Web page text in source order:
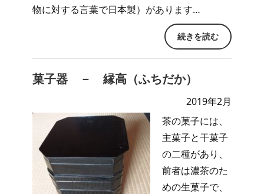
物に対する言葉で日本製）があります…
続きを読む
菓子器 － 縁高（ふちだか）
2019年2月
茶の菓子には、
主菓子と干菓子
の二種があり、
前者は濃茶のた
めの生菓子で、